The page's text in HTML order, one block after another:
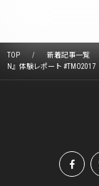
TOP 新着記事一覧
N』体験レポート #TMO2017